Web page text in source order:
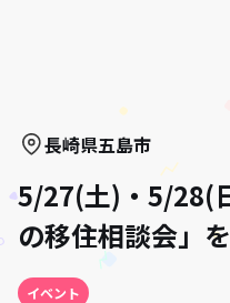
長崎県五島市
5/27(土)・5/28(
の移住相談会」
イベント